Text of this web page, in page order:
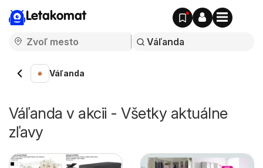
Letakomat
Váľanda
Váľanda v akcii - Všetky aktuálne
zľavy